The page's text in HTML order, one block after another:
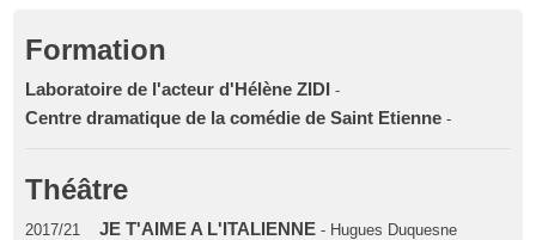
Formation
Laboratoire de l'acteur d'Hélène ZIDI -
Centre dramatique de la comédie de Saint Etienne -
Théâtre
2017/21 JE T'AIME A L'ITALIENNE- Hugues Duquesne